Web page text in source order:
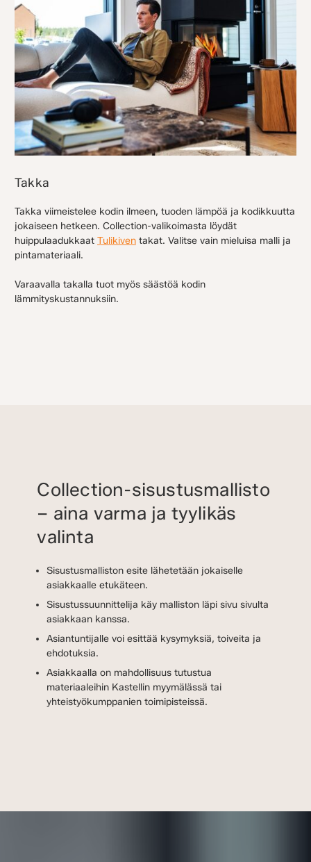
Takka
Takka viimeistelee kodin ilmeen, tuoden lämpöä ja kodikkuutta
jokaiseen hetkeen. Collection-valikoimasta löydät
huippulaadukkaat Tulikiven takat. Valitse vain mieluisa malli ja
pintamateriaali.
Varaavalla takalla tuot myös säästöä kodin
lämmityskustannuksiin.
Collection-sisustusmallisto
– aina varma ja tyylikäs
valinta
Sisustusmalliston esite lähetetään jokaiselle
asiakkaalle etukäteen.
Sisustussuunnittelija käy malliston läpi sivu sivulta
asiakkaan kanssa.
Asiantuntijalle voi esittää kysymyksiä, toiveita ja
ehdotuksia.
Asiakkaalla on mahdollisuus tutustua
materiaaleihin Kastellin myymälässä tai
yhteistyökumppanien toimipisteissä.